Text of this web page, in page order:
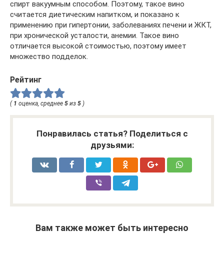
спирт вакуумным способом. Поэтому, такое вино
считается диетическим напитком, и показано к
применению при гипертонии, заболеваниях печени и ЖКТ,
при хронической усталости, анемии. Такое вино
отличается высокой стоимостью, поэтому имеет
множество подделок.
Рейтинг
( 1 оценка, среднее 5 из 5 )
Понравилась статья? Поделиться с
друзьями:
Вам также может быть интересно